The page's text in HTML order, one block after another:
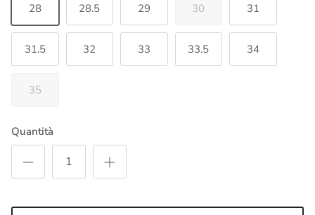
28 28.5 29 30 31
31.5 32 33 33.5 34
35
Quantità